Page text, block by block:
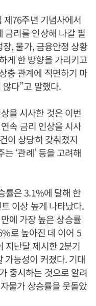
제76주년 기념사에서
금리를 인상해 나갈 필
, 물가, 금융안정 상황
게 한 방향을 가리키고
충 관계에 직면하기 마
다”고 말했다.
을 시사한 것은 이번
속 금리 인상을 시사
이 상당히 갖춰졌지
‘관례’ 등을 고려해
률은 3.1%에 달해 한
이상 높게 나타났다.
에 가장 높은 상승률
로 높아진 데 이어 5
지난달 제시한 2분기
가능성이 커졌다. 기대
중시하는 것으로 알려
물가 상승률을 웃돌았